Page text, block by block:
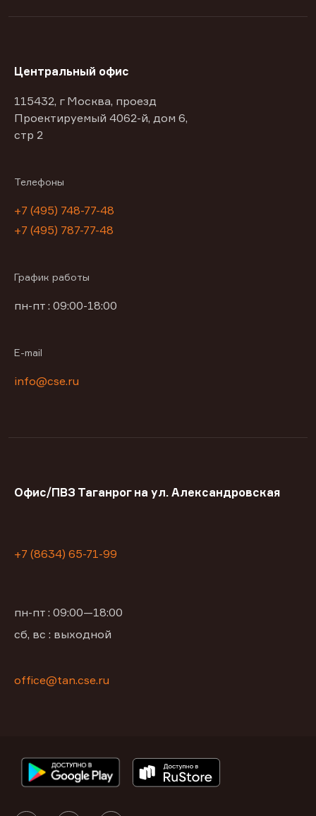
Центральный офис
115432, г Москва, проезд
Проектируемый 4062-й, дом 6,
стр 2
Телефоны
+7 (495) 748-77-48
+7 (495) 787-77-48
График работы
пн-пт : 09:00-18:00
E-mail
info@cse.ru
Офис/ПВЗ Таганрог на ул. Александровская
+7 (8634) 65-71-99
пн-пт : 09:00—18:00
сб, вс : выходной
office@tan.cse.ru